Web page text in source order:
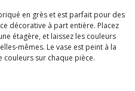
en grès et est parfait pour des
décorative à part entière. Placez
étagère, et laissez les couleurs
mêmes. Le vase est peint à la
couleurs sur chaque pièce.